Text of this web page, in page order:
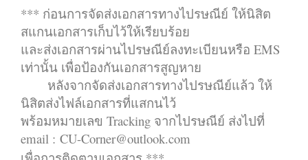
*** ก่อนการจัดส่งเอกสารทางไปรษณีย์ ให้นิสิต
สแกนเอกสารเก็บไว้ให้เรียบร้อย
และส่งเอกสารผ่านไปรษณีย์ลงทะเบียนหรือ EMS
เท่านั้น เพื่อป้องกันเอกสารสูญหาย
หลังจากจัดส่งเอกสารทางไปรษณีย์แล้ว ให้
นิสิตส่งไฟล์เอกสารที่แสกนไว้
พร้อมหมายเลข Tracking จากไปรษณีย์ ส่งไปที่
email : CU-Corner@outlook.com